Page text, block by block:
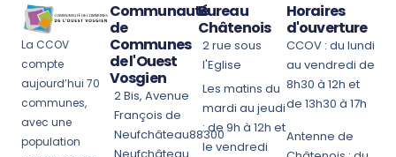
La CCOV
compte
aujourd’hui 70
communes,
avec une
population
Communauté
de
Communes
de l'Ouest
Vosgien
2 Bis, Avenue
François de
Neufchâteau88300
Bureau
Châtenois
2 rue sous
l'Eglise
Les matins du
mardi au jeudi
: de 9h à 12h et
le vendredi
Horaires
d'ouverture
CCOV : du lundi
au vendredi de
8h30 à 12h et
de 13h30 à 17h
Antenne de